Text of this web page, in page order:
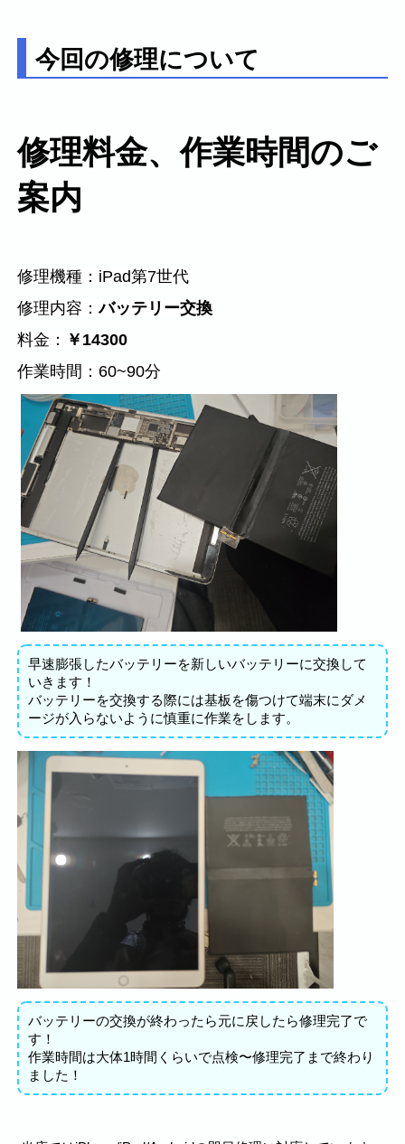
今回の修理について
修理料金、作業時間のご
案内
修理機種：iPad第7世代
修理内容：バッテリー交換
料金： ￥14300
作業時間：60~90分
早速膨張したバッテリーを新しいバッテリーに交換して
いきます！
バッテリーを交換する際には基板を傷つけて端末にダメ
ージが入らないように慎重に作業をします。
バッテリーの交換が終わったら元に戻したら修理完了で
す！
作業時間は大体1時間くらいで点検〜修理完了まで終わり
ました！